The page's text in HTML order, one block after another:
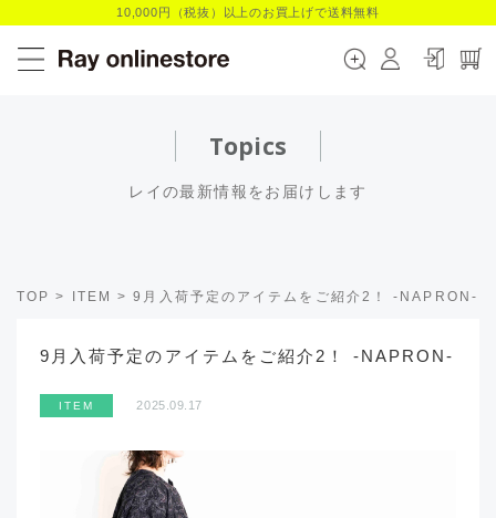
10,000円（税抜）以上のお買上げで送料無料
Topics
レイの最新情報をお届けします
TOP > ITEM >9月入荷予定のアイテムをご紹介2！ -NAPRON-
9月入荷予定のアイテムをご紹介2！ -NAPRON-
ITEM 2025.09.17